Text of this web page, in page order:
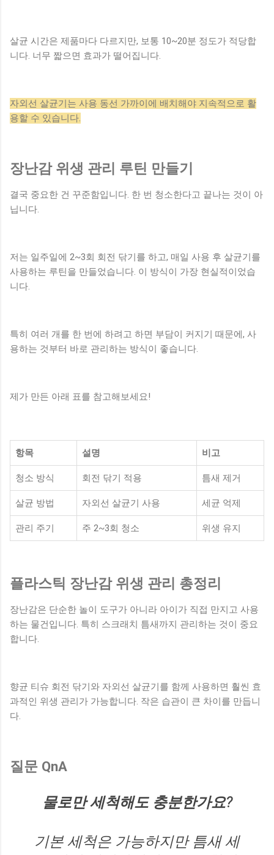
살균 시간은 제품마다 다르지만, 보통 10~20분 정도가 적당합
니다. 너무 짧으면 효과가 떨어집니다.
자외선 살균기는 사용 동선 가까이에 배치해야 지속적으로 활
용할 수 있습니다.
장난감 위생 관리 루틴 만들기
결국 중요한 건 꾸준함입니다. 한 번 청소한다고 끝나는 것이 아
닙니다.
저는 일주일에 2~3회 회전 닦기를 하고, 매일 사용 후 살균기를
사용하는 루틴을 만들었습니다. 이 방식이 가장 현실적이었습
니다.
특히 여러 개를 한 번에 하려고 하면 부담이 커지기 때문에, 사
용하는 것부터 바로 관리하는 방식이 좋습니다.
제가 만든 아래 표를 참고해보세요!
항목 설명 비고
청소 방식 회전 닦기 적용 틈새 제거
살균 방법 자외선 살균기 사용 세균 억제
관리 주기 주 2~3회 청소 위생 유지
플라스틱 장난감 위생 관리 총정리
장난감은 단순한 놀이 도구가 아니라 아이가 직접 만지고 사용
하는 물건입니다. 특히 스크래치 틈새까지 관리하는 것이 중요
합니다.
향균 티슈 회전 닦기와 자외선 살균기를 함께 사용하면 훨씬 효
과적인 위생 관리가 가능합니다. 작은 습관이 큰 차이를 만듭니
다.
질문 QnA
물로만 세척해도 충분한가요?
기본 세척은 가능하지만 틈새 세